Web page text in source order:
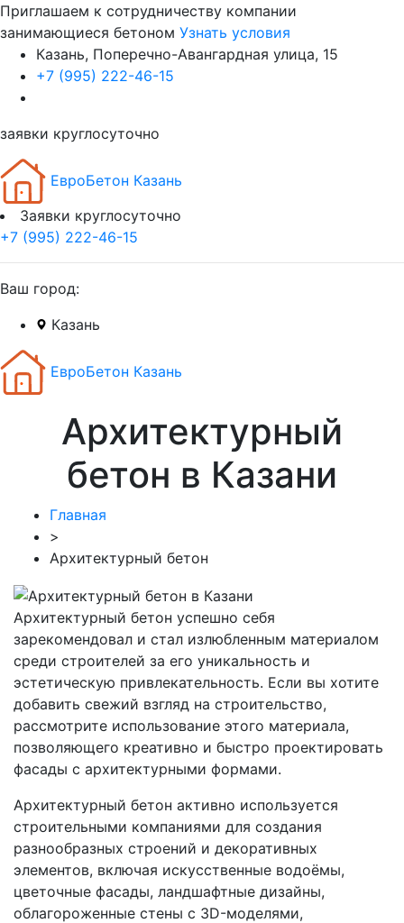
Приглашаем к сотрудничеству компании
занимающиеся бетоном Узнать условия
Казань, Поперечно-Авангардная улица, 15
+7 (995) 222-46-15
заявки круглосуточно
ЕвроБетон Казань
Заявки круглосуточно
+7 (995) 222-46-15
Ваш город:
Казань
ЕвроБетон Казань
Архитектурный
бетон в Казани
Главная
>
Архитектурный бетон
Архитектурный бетон успешно себя
зарекомендовал и стал излюбленным материалом
среди строителей за его уникальность и
эстетическую привлекательность. Если вы хотите
добавить свежий взгляд на строительство,
рассмотрите использование этого материала,
позволяющего креативно и быстро проектировать
фасады с архитектурными формами.
Архитектурный бетон активно используется
строительными компаниями для создания
разнообразных строений и декоративных
элементов, включая искусственные водоёмы,
цветочные фасады, ландшафтные дизайны,
облагороженные стены с 3D-моделями,